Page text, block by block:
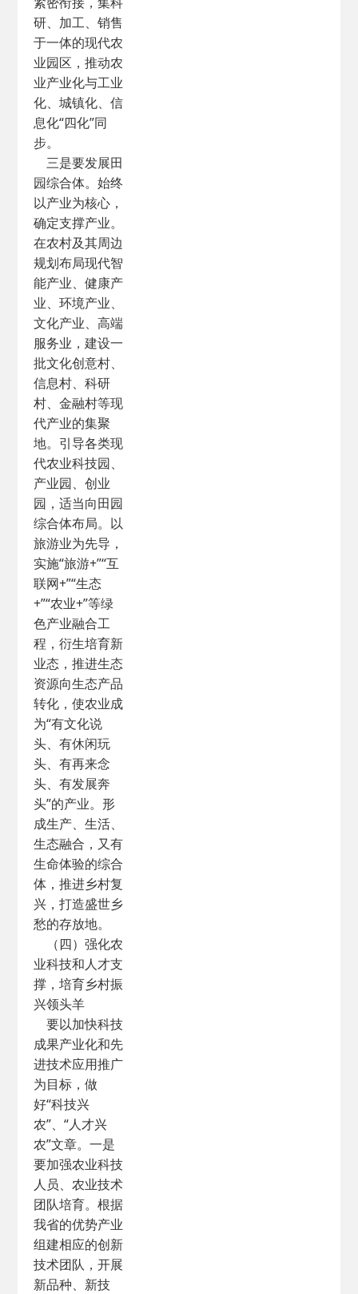
研、加工、销售
于一体的现代农
业园区，推动农
业产业化与工业
化、城镇化、信
息化“四化”同
步。
三是要发展田
园综合体。始终
以产业为核心，
确定支撑产业。
在农村及其周边
规划布局现代智
能产业、健康产
业、环境产业、
文化产业、高端
服务业，建设一
批文化创意村、
信息村、科研
村、金融村等现
代产业的集聚
地。引导各类现
代农业科技园、
产业园、创业
园，适当向田园
综合体布局。以
旅游业为先导，
实施“旅游+”“互
联网+”“生态
+”“农业+”等绿
色产业融合工
程，衍生培育新
业态，推进生态
资源向生态产品
转化，使农业成
为“有文化说
头、有休闲玩
头、有再来念
头、有发展奔
头”的产业。形
成生产、生活、
生态融合，又有
生命体验的综合
体，推进乡村复
兴，打造盛世乡
愁的存放地。
（四）强化农
业科技和人才支
撑，培育乡村振
兴领头羊
要以加快科技
成果产业化和先
进技术应用推广
为目标，做
好“科技兴
农”、“人才兴
农”文章。一是
要加强农业科技
人员、农业技术
团队培育。根据
我省的优势产业
组建相应的创新
技术团队，开展
新品种、新技